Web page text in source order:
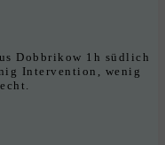
Dobbrikow 1h südlich
Intervention, wenig